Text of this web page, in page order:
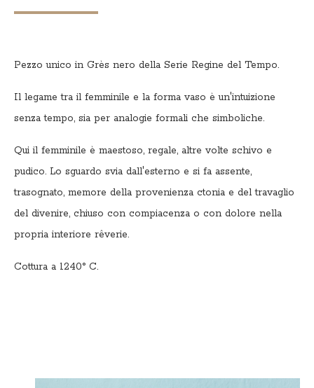
Pezzo unico in Grès nero della Serie Regine del Tempo.
Il legame tra il femminile e la forma vaso è un'intuizione
senza tempo, sia per analogie formali che simboliche.
Qui il femminile è maestoso, regale, altre volte schivo e
pudico. Lo sguardo svia dall'esterno e si fa assente,
trasognato, memore della provenienza ctonia e del travaglio
del divenire, chiuso con compiacenza o con dolore nella
propria interiore rêverie.
Cottura a 1240° C.